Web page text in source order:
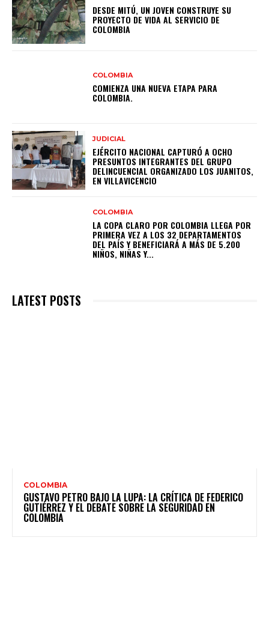
DESDE MITÚ, UN JOVEN CONSTRUYE SU
PROYECTO DE VIDA AL SERVICIO DE
COLOMBIA
COLOMBIA
COMIENZA UNA NUEVA ETAPA PARA
COLOMBIA.
JUDICIAL
EJÉRCITO NACIONAL CAPTURÓ A OCHO
PRESUNTOS INTEGRANTES DEL GRUPO
DELINCUENCIAL ORGANIZADO LOS JUANITOS,
EN VILLAVICENCIO
COLOMBIA
LA COPA CLARO POR COLOMBIA LLEGA POR
PRIMERA VEZ A LOS 32 DEPARTAMENTOS
DEL PAÍS Y BENEFICIARÁ A MÁS DE 5.200
NIÑOS, NIÑAS Y...
LATEST POSTS
COLOMBIA
GUSTAVO PETRO BAJO LA LUPA: LA CRÍTICA DE FEDERICO
GUTIÉRREZ Y EL DEBATE SOBRE LA SEGURIDAD EN
COLOMBIA